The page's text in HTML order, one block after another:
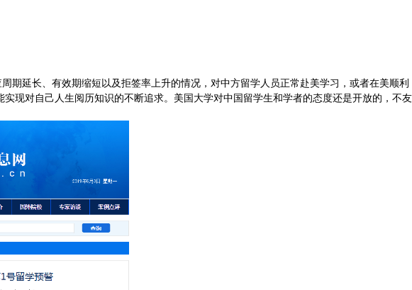
延长、有效期缩短以及拒签率上升的情况，对中方留学人员正常赴美学习，或者在美顺利
现对自己人生阅历知识的不断追求。美国大学对中国留学生和学者的态度还是开放的，不友